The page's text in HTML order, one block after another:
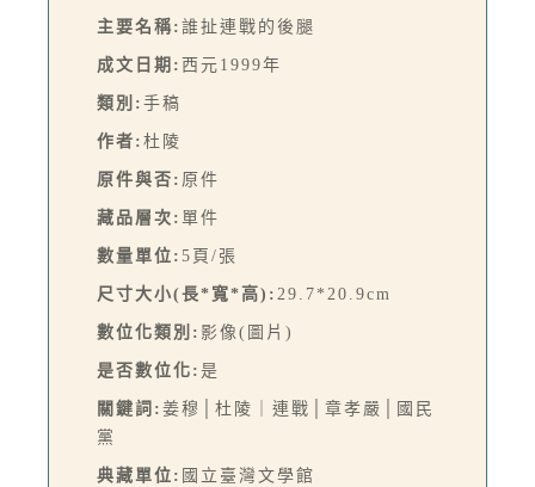
主要名稱: 誰扯連戰的後腿
成文日期: 西元1999年
類別: 手稿
作者: 杜陵
原件與否: 原件
藏品層次: 單件
數量單位: 5頁/張
尺寸大小(長*寬*高): 29.7*20.9cm
數位化類別: 影像(圖片)
是否數位化: 是
關鍵詞: 姜穆│杜陵｜連戰│章孝嚴│國民
黨
典藏單位: 國立臺灣文學館